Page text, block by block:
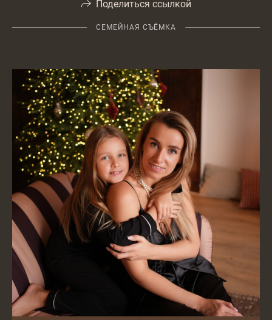
Поделиться ссылкой
СЕМЕЙНАЯ СЪЁМКА